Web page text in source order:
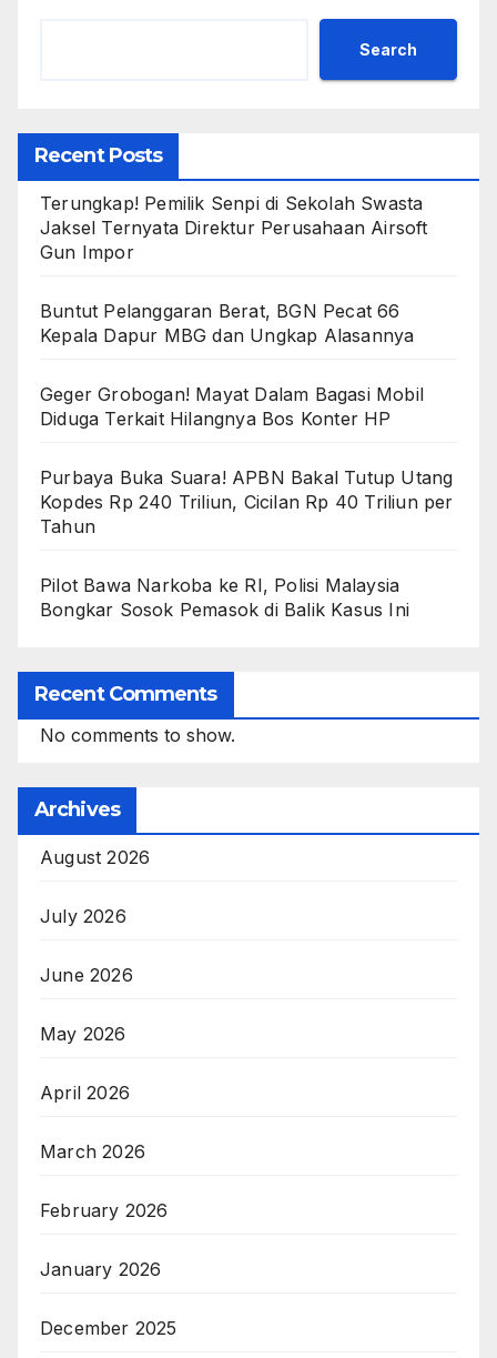
Search
Recent Posts
Terungkap! Pemilik Senpi di Sekolah Swasta
Jaksel Ternyata Direktur Perusahaan Airsoft
Gun Impor
Buntut Pelanggaran Berat, BGN Pecat 66
Kepala Dapur MBG dan Ungkap Alasannya
Geger Grobogan! Mayat Dalam Bagasi Mobil
Diduga Terkait Hilangnya Bos Konter HP
Purbaya Buka Suara! APBN Bakal Tutup Utang
Kopdes Rp 240 Triliun, Cicilan Rp 40 Triliun per
Tahun
Pilot Bawa Narkoba ke RI, Polisi Malaysia
Bongkar Sosok Pemasok di Balik Kasus Ini
Recent Comments
No comments to show.
Archives
August 2026
July 2026
June 2026
May 2026
April 2026
March 2026
February 2026
January 2026
December 2025